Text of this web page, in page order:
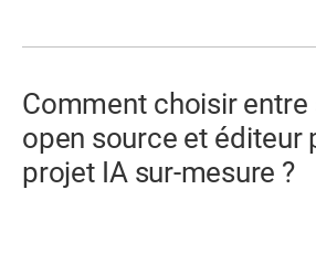
Comment choisir
open source et éditeur
projet IA sur-mesure ?